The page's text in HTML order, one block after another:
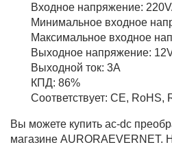
Входное напряжение:
Минимальное входное
Максимальное входное
Выходное напряжение:
Выходной ток: 3A
КПД: 86%
Соответствует: CE, RoHS,
Вы можете купить ac-dc
магазине AURORAEVERNET.